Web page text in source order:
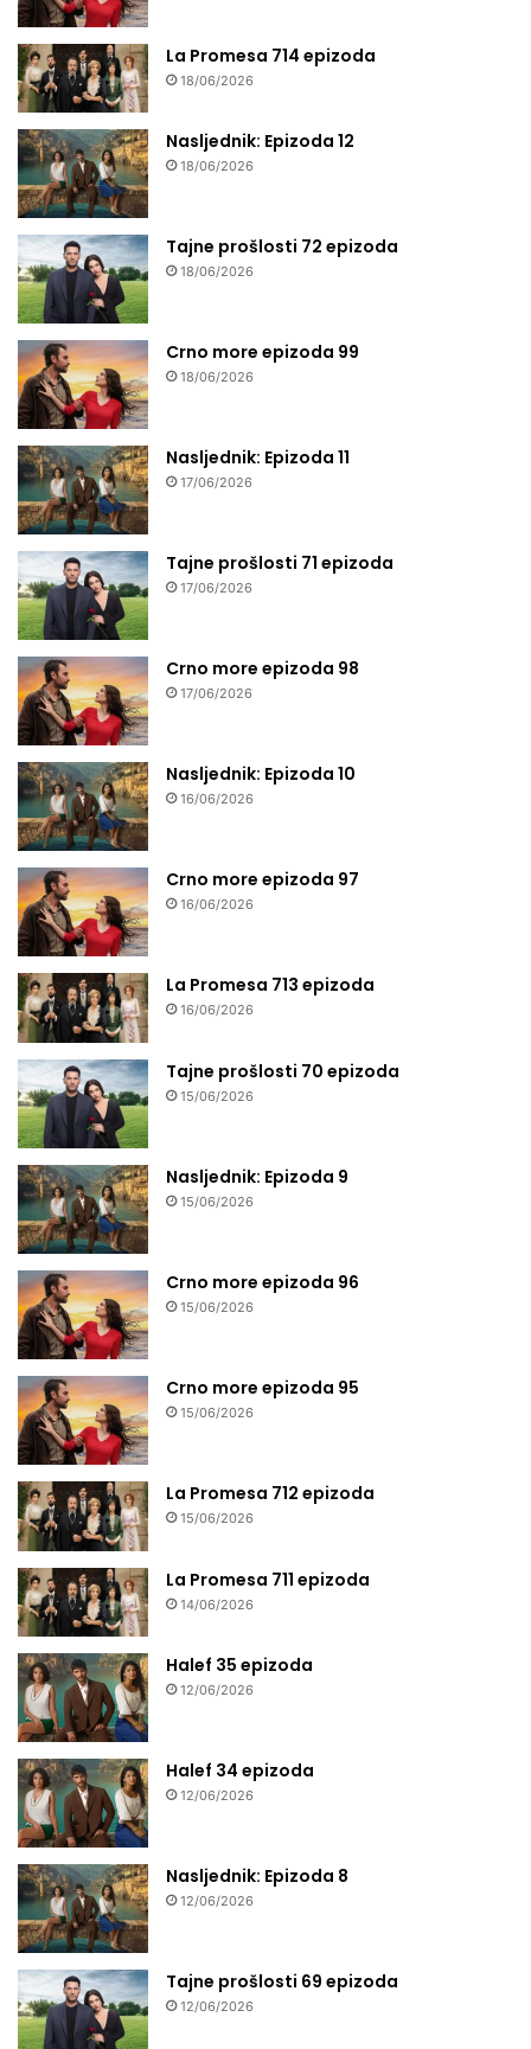
La Promesa 714 epizoda
18/06/2026
Nasljednik: Epizoda 12
18/06/2026
Tajne prošlosti 72 epizoda
18/06/2026
Crno more epizoda 99
18/06/2026
Nasljednik: Epizoda 11
17/06/2026
Tajne prošlosti 71 epizoda
17/06/2026
Crno more epizoda 98
17/06/2026
Nasljednik: Epizoda 10
16/06/2026
Crno more epizoda 97
16/06/2026
La Promesa 713 epizoda
16/06/2026
Tajne prošlosti 70 epizoda
15/06/2026
Nasljednik: Epizoda 9
15/06/2026
Crno more epizoda 96
15/06/2026
Crno more epizoda 95
15/06/2026
La Promesa 712 epizoda
15/06/2026
La Promesa 711 epizoda
14/06/2026
Halef 35 epizoda
12/06/2026
Halef 34 epizoda
12/06/2026
Nasljednik: Epizoda 8
12/06/2026
Tajne prošlosti 69 epizoda
12/06/2026